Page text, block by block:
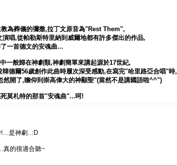
為葬儀的彌撒,拉丁文原音為"Rest Them",
唱,從帕勒斯特里納到威爾地都有許多傑出的作品,
一首德文的安魂曲...
一般歸在神劇類,神劇簡單來講起源於17世紀,
德爾56歲創作此曲時履次深受感動,在寫完"哈里路亞合唱"時,
然開了,瞻仰到崇高偉大的神顯聖"(當然不是講國語啦^^")
莫札特的那首"安魂曲"...呵!
是神劇..:D
真的很適合聽~